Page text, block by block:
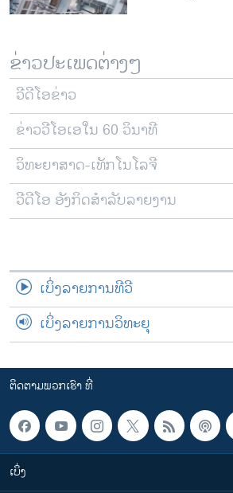
ຂ່າວປະເພດຕ່າງໆ
ວີດີໂອຂ່າວ
ຂ່າວວີໂອເອໃນ 60 ວິນາທີ
ວິທະຍາສາດ-ເທັກໂນໂລຈີ
ວີດີໂອ ອັງກິດສຳລັບລາຍງານ
ເບິ່ງລາຍການທີວີ
ເບິ່ງລາຍການວິທະຍຸ
ຕິດຕາມພວກເຮົາ ທີ່
ເບິ່ງ